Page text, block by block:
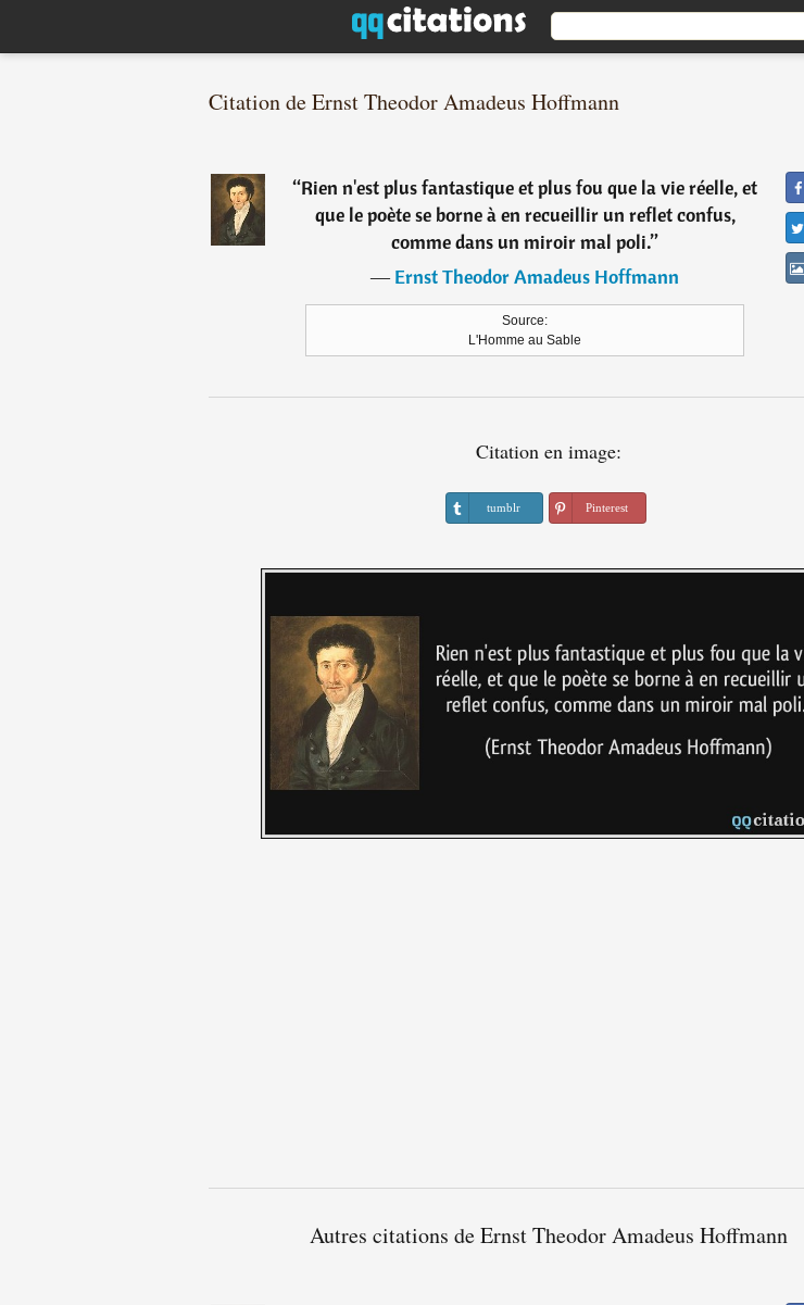
Citation de Ernst Theodor Amadeus Hoffmann
“Rien n'est plus fantastique et plus fou que la vie réelle, et
que le poète se borne à en recueillir un reflet confus,
comme dans un miroir mal poli.”
―Ernst Theodor Amadeus Hoffmann
Source:
L'Homme au Sable
Citation en image:
tumblr Pinterest
Autres citations de Ernst Theodor Amadeus Hoffmann